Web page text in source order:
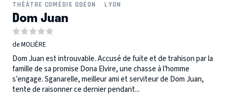
THÉÂTRE COMÉDIE ODÉON
LYON
Dom Juan
de MOLIÈRE
Dom Juan est introuvable. Accusé de fuite et de trahison par la
famille de sa promise Dona Elvire, une chasse à l’homme
s’engage. Sganarelle, meilleur ami et serviteur de Dom Juan,
tente de raisonner ce dernier pendant...